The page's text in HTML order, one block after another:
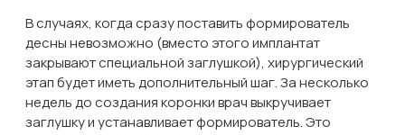
В случаях, когда сразу поставить формирователь
десны невозможно (вместо этого имплантат
закрывают специальной заглушкой), хирургический
этап будет иметь дополнительный шаг. За несколько
недель до создания коронки врач выкручивает
заглушку и устанавливает формирователь. Это